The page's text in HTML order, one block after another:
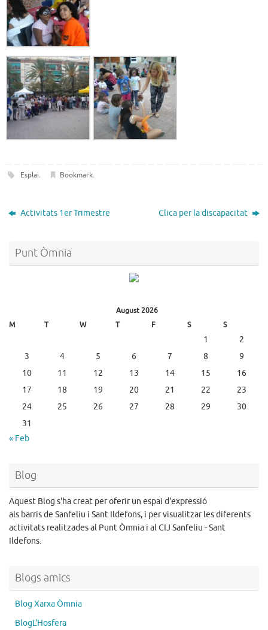
Esplai. Bookmark.
Activitats 1er Trimestre Clica per la discapacitat
Punt Òmnia
August 2026
M
T W T F S S
1
2
3
4 5 6 7 8
9
10
11 12 13 14 15
16
17
18 19 20 21 22
23
24
25 26 27 28 29
30
31
« Feb
Blog
Aquest Blog s'ha creat per oferir un espai d'expressió
als barris de Sanfeliu i Sant Ildefons, i per visualitzar les diferents
activitats realitzades al Punt Òmnia i al CIJ Sanfeliu - Sant
Ildefons.
Blogs amics
Blog Xarxa Òmnia
BlogL'Hosfera